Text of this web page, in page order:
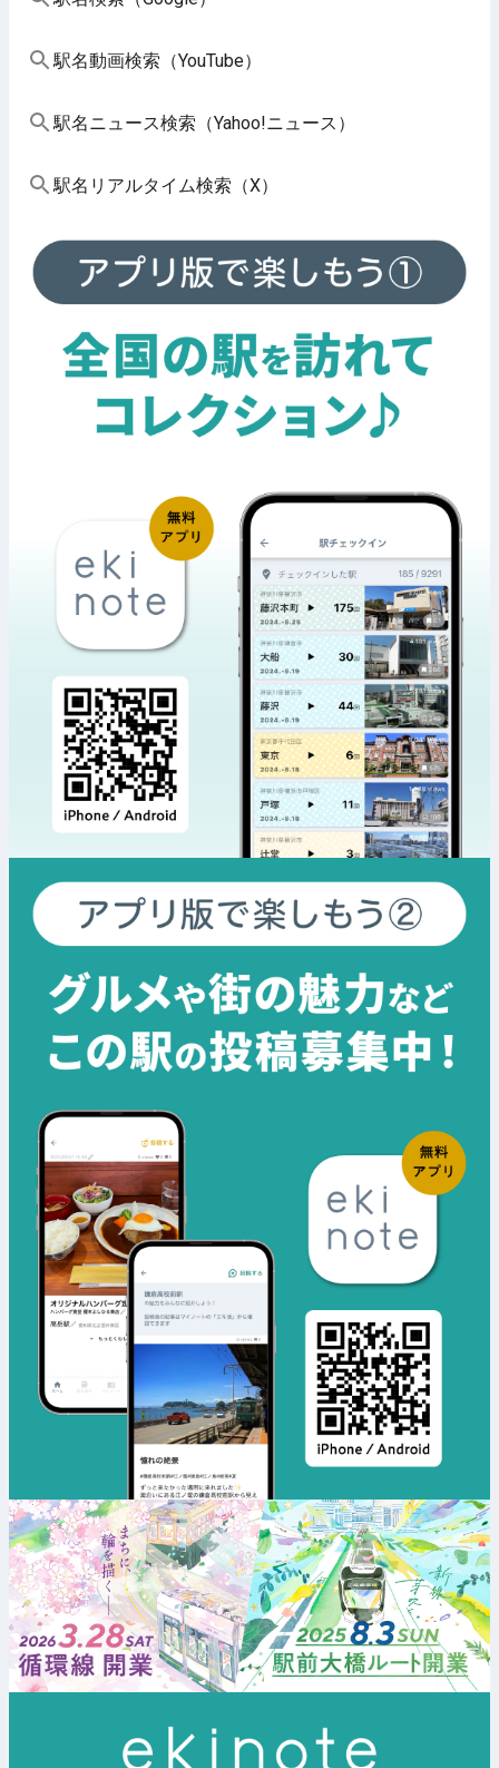
駅名動画検索（YouTube）
駅名ニュース検索（Yahoo!ニュース）
駅名リアルタイム検索（X）